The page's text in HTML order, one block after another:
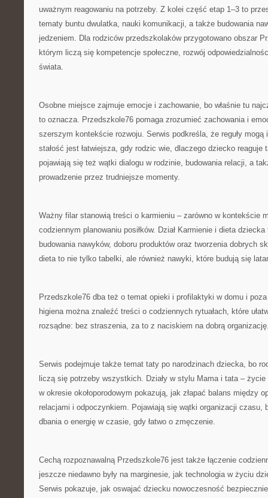
uważnym reagowaniu na potrzeby. Z kolei część etap 1–3 to
tematy buntu dwulatka, nauki komunikacji, a także budowania
jedzeniem. Dla rodziców przedszkolaków przygotowano obszar
którym liczą się kompetencje społeczne, rozwój
świata.
Osobne miejsce zajmuje emocje i zachowanie, bo właśnie tu
to oznacza. Przedszkole76 pomaga zrozumieć zachowania i
szerszym kontekście rozwoju. Serwis podkreśla, że reguły
stałość jest łatwiejsza, gdy rodzic wie, dlaczego dziecko
pojawiają się też wątki dialogu w rodzinie, budowania relacji, a
prowadzenie przez trudniejsze momenty.
Ważny filar stanowią treści o karmieniu – zarówno w kontekście
codziennym planowaniu posiłków. Dział Karmienie i dieta
budowania nawyków, doboru produktów oraz tworzenia dobrych
dieta to nie tylko tabelki, ale również nawyki, które budują się
Przedszkole76 dba też o temat opieki i profilaktyki w domu i
higiena można znaleźć treści o codziennych rytuałach, które
rozsądne: bez straszenia, za to z naciskiem na dobrą
Serwis podejmuje także temat taty po narodzinach dziecka, bo
liczą się potrzeby wszystkich. Działy w stylu Mama i tata –
w okresie okołoporodowym pokazują, jak złapać balans między
relacjami i odpoczynkiem. Pojawiają się wątki organizacji czasu,
dbania o energię w czasie, gdy łatwo o zmęczenie.
Cechą rozpoznawalną Przedszkole76 jest także łączenie
jeszcze niedawno były na marginesie, jak technologia w życiu
Serwis pokazuje, jak oswajać dziecku nowoczesność